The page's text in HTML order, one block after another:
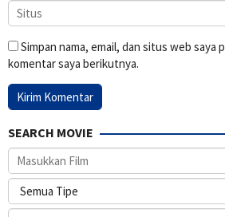
Simpan nama, email, dan situs web saya
komentar saya berikutnya.
SEARCH MOVIE